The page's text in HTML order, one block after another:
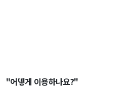
"어떻게 이용하나요?"